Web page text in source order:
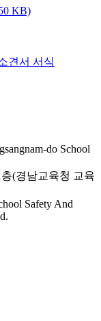
KB)
견서 서식
do School
(경남교육청 교육
Safety And